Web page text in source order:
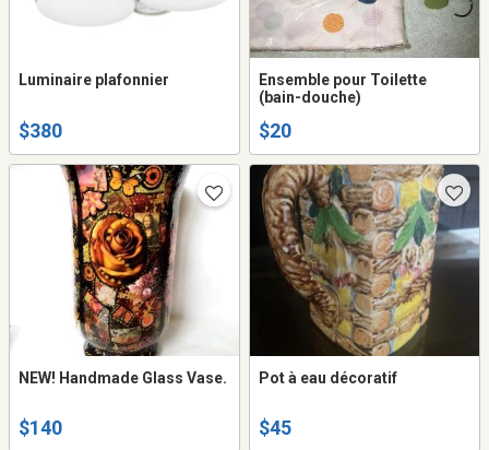
Luminaire plafonnier
$380
Ensemble pour Toilette
(bain-douche)
$20
NEW! Handmade Glass Vase.
$140
Pot à eau décoratif
$45